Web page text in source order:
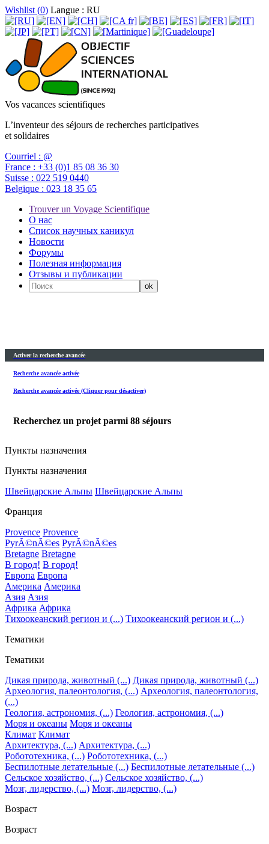
Wishlist (0) Langue : RU
Vos vacances scientifiques
L’inventeur des séjours de recherches participatives
et solidaires
Courriel : @
France : +33 (0)1 85 08 36 30
Suisse : 022 519 0440
Belgique : 023 18 35 65
Trouver un Voyage Scientifique
О нас
Список научных каникул
Новости
Форумы
Полезная информация
Отзывы и публикации
Activer la recherche avancée
Recherche avancée activée
Recherche avancée activée (Cliquer pour désactiver)
Recherchez un projet parmi 88 séjours
Пункты назначения
Пункты назначения
Швейцарские Альпы Швейцарские Альпы
Франция
Provence Provence
PyrÃ©nÃ©es PyrÃ©nÃ©es
Bretagne Bretagne
В город! В город!
Европа Европа
Америка Америка
Азия Азия
Африка Африка
Тихоокеанский регион и (...) Тихоокеанский регион и (...)
Тематики
Тематики
Дикая природа, животный (...) Дикая природа, животный (...)
Археология, палеонтология, (...) Археология, палеонтология,
(...)
Геология, астрономия, (...) Геология, астрономия, (...)
Моря и океаны Моря и океаны
Климат Климат
Архитектура, (...) Архитектура, (...)
Робототехника, (...) Робототехника, (...)
Беспилотные летательные (...) Беспилотные летательные (...)
Сельское хозяйство, (...) Сельское хозяйство, (...)
Мозг, лидерство, (...) Мозг, лидерство, (...)
Возраст
Возраст